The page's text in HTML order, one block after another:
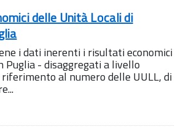
delle Unità Locali di
i dati inerenti i risultati economici
Puglia - disaggregati a livello
al numero delle UULL, di